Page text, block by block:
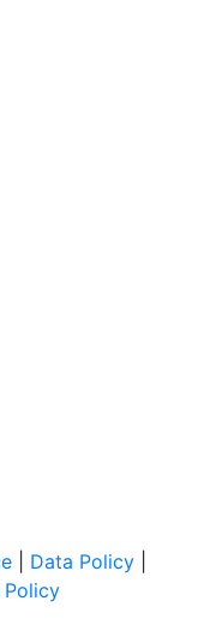
Data Policy
Policy